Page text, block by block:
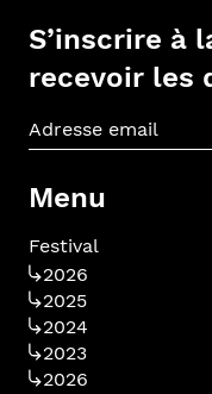
S’inscrire à
recevoir les
Menu
Festival
2026
2025
2024
2023
2026